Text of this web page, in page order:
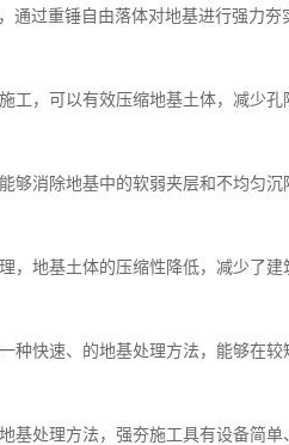
通过重锤自由落体对地基进行强力
工，可以有效压缩地基土体，减少
够消除地基中的软弱夹层和不均匀
，地基土体的压缩性降低，减少了
种快速、的地基处理方法，能够在
基处理方法，强夯施工具有设备简